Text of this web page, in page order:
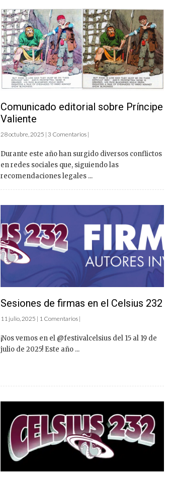
Comunicado editorial sobre Príncipe
Valiente
28 octubre, 2025 | 3 Comentarios |
Durante este año han surgido diversos conflictos
en redes sociales que, siguiendo las
recomendaciones legales ...
Sesiones de firmas en el Celsius 232
11 julio, 2025 | 1 Comentarios |
¡Nos vemos en el @festivalcelsius del 15 al 19 de
julio de 2025! Este año ...